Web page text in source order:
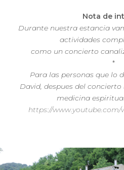
Nota de
Durante nuestra estancia
actividades
como un concierto
*
Para las personas que lo
David, despues del
medicina
https://www.youtube.com/